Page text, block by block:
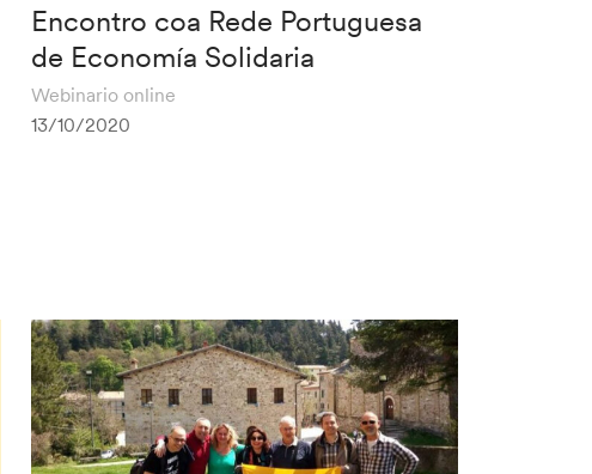
Encontro coa Rede Portuguesa
de Economía Solidaria
Webinario online
13/10/2020